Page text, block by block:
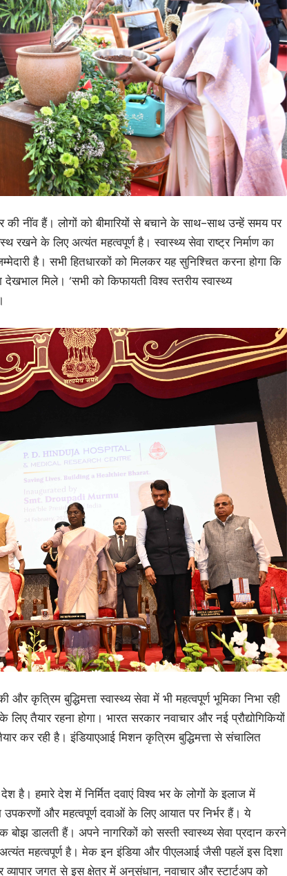
की नींव हैं। लोगों को बीमारियों से बचाने के साथ-साथ उन्हें समय पर
के लिए अत्यंत महत्वपूर्ण है। स्वास्थ्य सेवा राष्ट्र निर्माण का
है। सभी हितधारकों को मिलकर यह सुनिश्चित करना होगा कि
मिले। ‘सभी को किफायती विश्व स्तरीय स्वास्थ्य
और कृत्रिम बुद्धिमत्ता स्वास्थ्य सेवा में भी महत्वपूर्ण भूमिका निभा रही
तैयार रहना होगा। भारत सरकार नवाचार और नई प्रौद्योगिकियों
कर रही है। इंडियाएआई मिशन कृत्रिम बुद्धिमत्ता से संचालित
है। हमारे देश में निर्मित दवाएं विश्व भर के लोगों के इलाज में
उपकरणों और महत्वपूर्ण दवाओं के लिए आयात पर निर्भर हैं। ये
डालती हैं। अपने नागरिकों को सस्ती स्वास्थ्य सेवा प्रदान करने
महत्वपूर्ण है। मेक इन इंडिया और पीएलआई जैसी पहलें इस दिशा
जगत से इस क्षेत्र में अनुसंधान, नवाचार और स्टार्टअप को